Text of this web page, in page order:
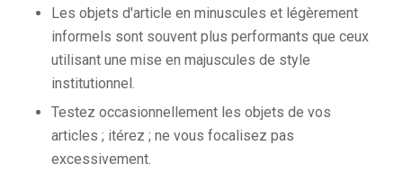
Les objets d'article en minuscules et légèrement
informels sont souvent plus performants que ceux
utilisant une mise en majuscules de style
institutionnel.
Testez occasionnellement les objets de vos
articles ; itérez ; ne vous focalisez pas
excessivement.